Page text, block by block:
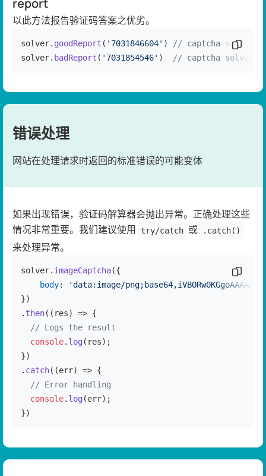
report
以此方法报告验证码答案之优劣。
solver. goodReport ( '7031846604' )
// captcha solved
solver. badReport ( '7031854546' ) // captcha solved
复制代
错误处理
网站在处理请求时返回的标准错误的可能变体
如果出现错误，验证码解算器会抛出异常。正确处理这些
情况非常重要。我们建议使用
try/catch 或 .catch()
来处理异常。
solver. imageCaptcha({
body:
'data:image/
})
. then( ( res) => {
// Logs the result
console. log(res);
})
. catch( (err) => {
// Error handling
console. log(err);
})
复制代